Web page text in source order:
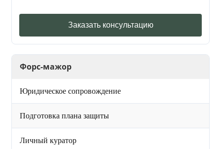
Заказать консультацию
Форс-мажор
Юридическое сопровождение
Подготовка плана защиты
Личный куратор